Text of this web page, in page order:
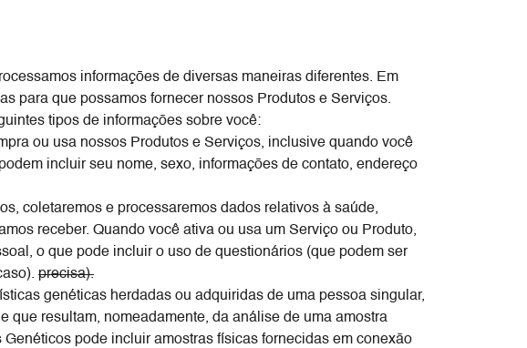
informações de diversas maneiras diferentes. Em
para que possamos fornecer nossos Produtos e Serviços.
tipos de informações sobre você:
ou usa nossos Produtos e Serviços, inclusive quando você
incluir seu nome, sexo, informações de contato, endereço
coletaremos e processaremos dados relativos à saúde,
receber. Quando você ativa ou usa um Serviço ou Produto,
o que pode incluir o uso de questionários (que podem ser
precisa).
genéticas herdadas ou adquiridas de uma pessoa singular,
que resultam, nomeadamente, da análise de uma amostra
pode incluir amostras físicas fornecidas em conexão